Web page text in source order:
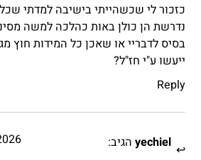
כזכור לי שכשהייתי בישיבה למדתי
נדרשת הן כולן באות כהלכה למשה
בסיס לדבריי או שאכן כל המידות חוץ
ייעשו ע"י חז"ל?
Reply
yechiel הגיב:
21/07/